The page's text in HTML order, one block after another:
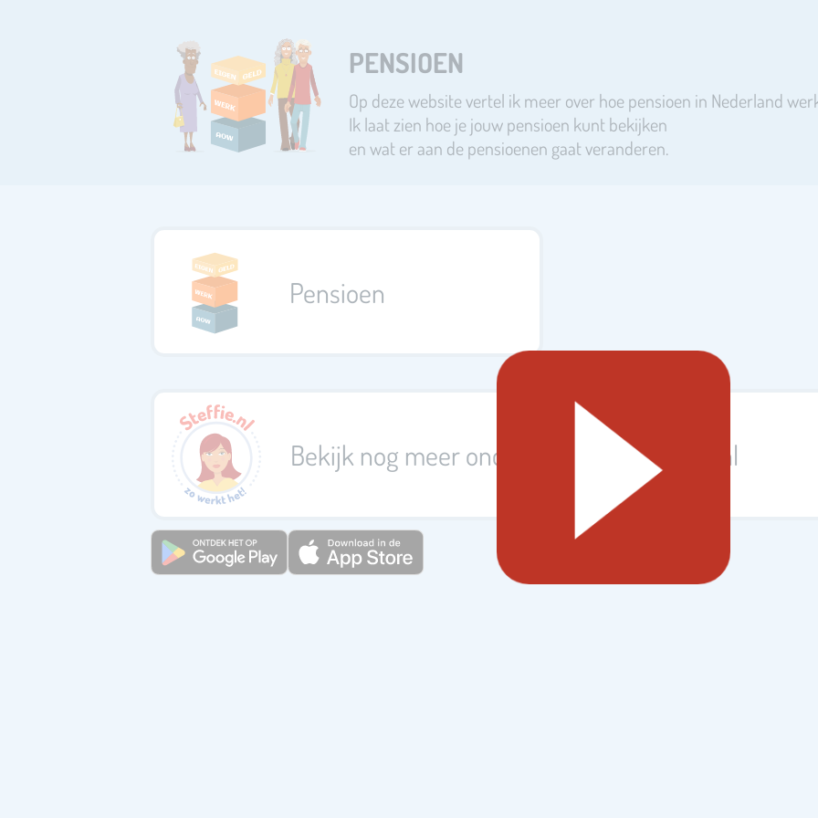
PENSIOEN
Op deze website vertel ik meer over hoe pensioen in Nederland
Ik laat zien hoe je jouw pensioen kunt bekijken
en wat er aan de pensioenen gaat veranderen.
Pensioen
Bekijk nog meer onderwerpen op Steffie.nl